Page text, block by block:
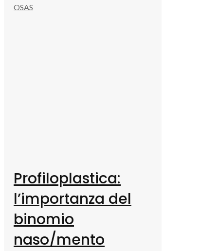
OSAS
Profiloplastica:
l’importanza del
binomio
naso/mento